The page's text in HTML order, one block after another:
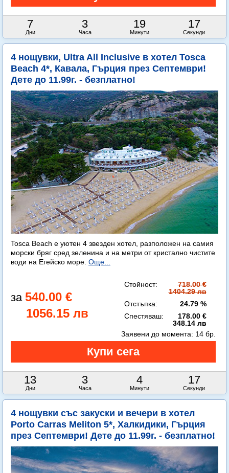
7
Дни
3
Часа
19
Минути
14
Секунди
4 нощувки, Ultra All Inclusive в хотел Tosca
Beach 4*, Кавала, Гърция през Септември!
Дете до 11.99г. - безплатно!
Tosca Beach е уютен 4 звезден хотел, разположен на самия
морски бряг сред зеленина и на метри от кристално чистите
води на Егейско море. Още...
540.00 €
1056.15 лв
Стойност:
718.00 €
1404.29 лв
Отстъпка:
24.79 %
Спестяваш:
178.00 €
348.14 лв
13
Дни
3
Часа
4
Минути
14
Секунди
Заявени до момента: 14 бр.
4 нощувки със закуски и вечери в хотел
Porto Carras Meliton 5*, Халкидики, Гърция
през Септември! Дете до 11.99г. - безплатно!